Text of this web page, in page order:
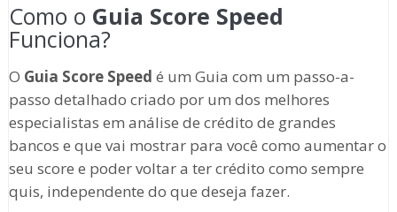
Como o Guia Score Speed
Funciona?
O Guia Score Speed é um Guia com um passo-a-
passo detalhado criado por um dos melhores
especialistas em análise de crédito de grandes
bancos e que vai mostrar para você como aumentar o
seu score e poder voltar a ter crédito como sempre
quis, independente do que deseja fazer.